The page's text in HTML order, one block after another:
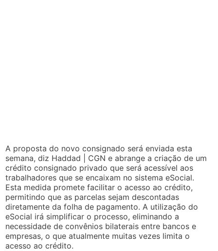
A proposta do novo consignado será enviada esta
semana, diz Haddad | CGN e abrange a criação de um
crédito consignado privado que será acessível aos
trabalhadores que se encaixam no sistema eSocial.
Esta medida promete facilitar o acesso ao crédito,
permitindo que as parcelas sejam descontadas
diretamente da folha de pagamento. A utilização do
eSocial irá simplificar o processo, eliminando a
necessidade de convênios bilaterais entre bancos e
empresas, o que atualmente muitas vezes limita o
acesso ao crédito.